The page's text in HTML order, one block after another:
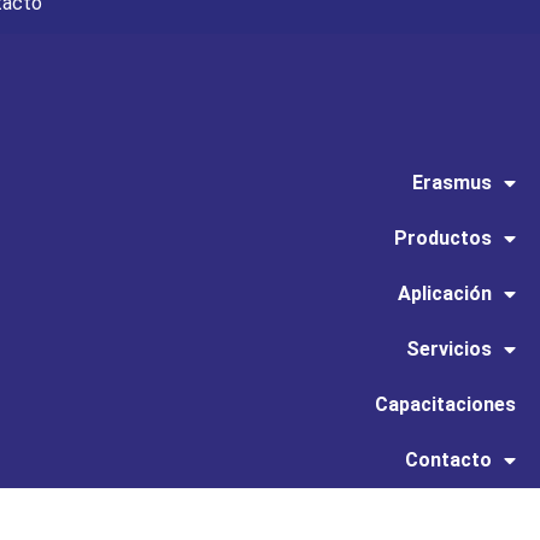
Erasmus
Productos
Aplicación
Servicios
Capacitaciones
Contacto